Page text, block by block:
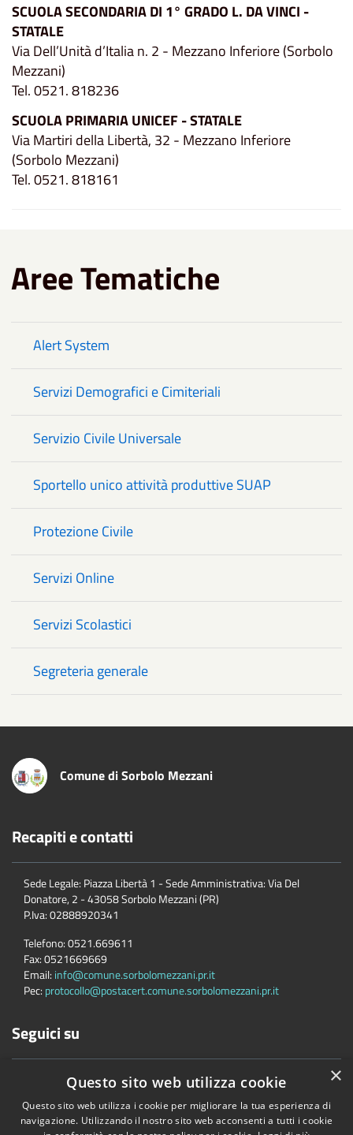
SCUOLA SECONDARIA DI 1° GRADO L. DA VINCI -
STATALE
Via Dell’Unità d’Italia n. 2 - Mezzano Inferiore (Sorbolo
Mezzani)
Tel. 0521. 818236
SCUOLA PRIMARIA UNICEF - STATALE
Via Martiri della Libertà, 32 - Mezzano Inferiore
(Sorbolo Mezzani)
Tel. 0521. 818161
Aree Tematiche
Alert System
Servizi Demografici e Cimiteriali
Servizio Civile Universale
Sportello unico attività produttive SUAP
Protezione Civile
Servizi Online
Servizi Scolastici
Segreteria generale
Comune di Sorbolo Mezzani
Recapiti e contatti
Sede Legale: Piazza Libertà 1 - Sede Amministrativa: Via Del
Donatore, 2 - 43058 Sorbolo Mezzani (PR)
P.Iva:02888920341
Telefono:0521.669611
Fax:0521669669
Email: info@comune.sorbolomezzani.pr.it
Pec: protocollo@postacert.comune.sorbolomezzani.pr.it
Seguici su
×
Questo sito web utilizza cookie
Questo sito web utilizza i cookie per migliorare la tua esperienza di
navigazione. Utilizzando il nostro sito web acconsenti a tutti i cookie